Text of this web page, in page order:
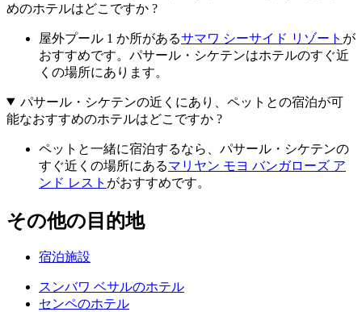
めのホテルはどこですか ?
屋外プール 1 か所があるサマワ シーサイド リゾート が
おすすめです。パサール・シケテンはホテルのすぐ近
くの場所にあります。
パサール・シケテンの近くにあり、ペットとの宿泊が可
能なおすすめのホテルはどこですか ?
ペットと一緒に宿泊するなら、パサール・シケテンの
すぐ近くの場所にあるマリヤン モヨ バンガローズ ア
ンド レスト がおすすめです。
その他の目的地
宿泊施設
スンバワ ベサルのホテル
センペのホテル